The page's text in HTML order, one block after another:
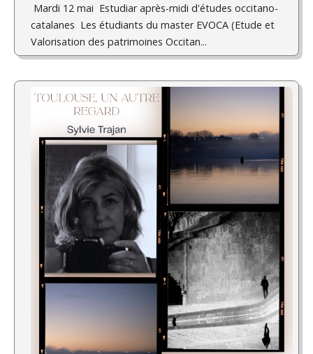
­ Mardi 12 mai Estudiar après-midi d'études occitano-
catalanes ­ Les étudiants du master EVOCA (Etude et
Valorisation des patrimoines Occitan...